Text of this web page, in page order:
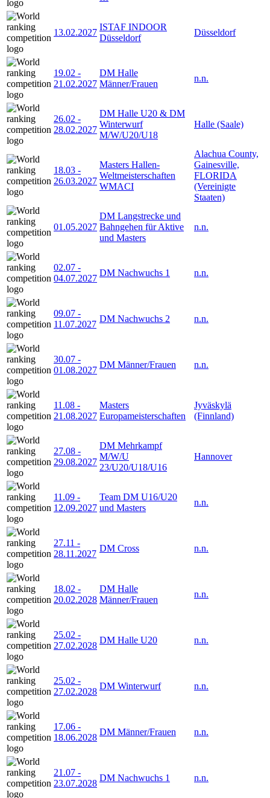
13.02.2027
ISTAF INDOOR
Düsseldorf
Düsseldorf
19.02 -
21.02.2027
DM Halle
Männer/Frauen
n.n.
26.02 -
28.02.2027
DM Halle U20 & DM
Winterwurf
M/W/U20/U18
Halle (Saale)
18.03 -
26.03.2027
Masters Hallen-
Weltmeisterschaften
WMACI
Alachua County,
Gainesville,
FLORIDA
(Vereinigte
Staaten)
01.05.2027
DM Langstrecke und
Bahngehen für Aktive
und Masters
n.n.
02.07 -
04.07.2027
DM Nachwuchs 1 n.n.
09.07 -
11.07.2027
DM Nachwuchs 2 n.n.
30.07 -
01.08.2027
DM Männer/Frauen n.n.
11.08 -
21.08.2027
Masters
Europameisterschaften
Jyväskylä
(Finnland)
27.08 -
29.08.2027
DM Mehrkampf
M/W/U
23/U20/U18/U16
Hannover
11.09 -
12.09.2027
Team DM U16/U20
und Masters
n.n.
27.11 -
28.11.2027
DM Cross n.n.
18.02 -
20.02.2028
DM Halle
Männer/Frauen
n.n.
25.02 -
27.02.2028
DM Halle U20 n.n.
25.02 -
27.02.2028
DM Winterwurf n.n.
17.06 -
18.06.2028
DM Männer/Frauen n.n.
21.07 -
23.07.2028
DM Nachwuchs 1 n.n.